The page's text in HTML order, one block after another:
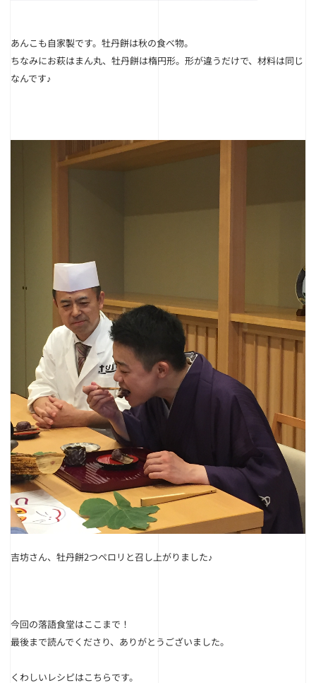
あんこも自家製です。牡丹餅は秋の食べ物。
ちなみにお萩はまん丸、牡丹餅は楕円形。形が違うだけで、材料は同じ
なんです♪
吉坊さん、牡丹餅2つペロリと召し上がりました♪
今回の落語食堂はここまで！
最後まで読んでくださり、ありがとうございました。
くわしいレシピはこちらです。